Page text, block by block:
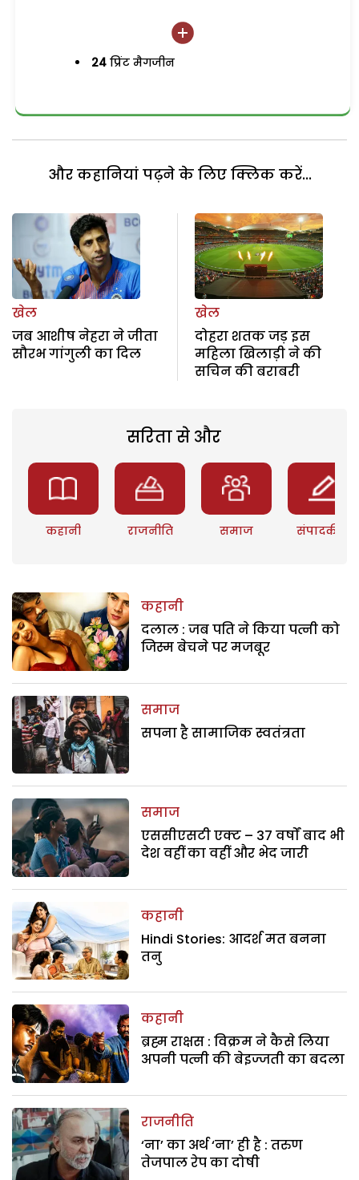
24 प्रिंट मैगजीन
और कहानियां पढ़ने के लिए क्लिक करें...
खेल
जब आशीष नेहरा ने जीता
सौरभ गांगुली का दिल
खेल
दोहरा शतक जड़ इस
महिला खिलाड़ी ने की
सचिन की बराबरी
सरिता से और
कहानी राजनीति समाज संपादकीय
कहानी
दलाल : जब पति ने किया पत्नी को
जिस्म बेचने पर मजबूर
समाज
सपना है सामाजिक स्वतंत्रता
समाज
एससीएसटी एक्ट – 37 वर्षों बाद भी
देश वहीं का वहीं और भेद जारी
कहानी
Hindi Stories: आदर्श मत बनना
तनु
कहानी
ब्रह्म राक्षस : विक्रम ने कैसे लिया
अपनी पत्नी की बेइज्जती का बदला
राजनीति
‘ना’ का अर्थ ‘ना’ ही है : तरुण
तेजपाल रेप का दोषी